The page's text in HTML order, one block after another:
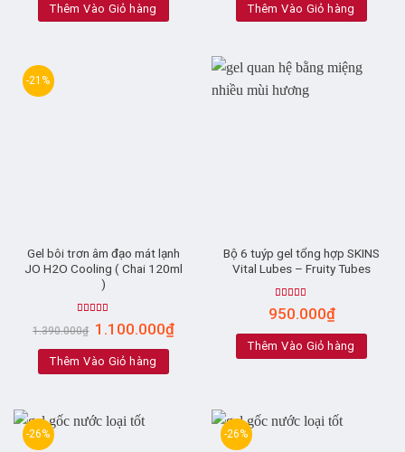
Thêm Vào Giỏ hàng Thêm Vào Giỏ hàng
-21%
Gel bôi trơn âm đạo mát lạnh
JO H2O Cooling ( Chai 120ml
)
Rated
5.00
out of 5
1.390.000₫ 1.100.000₫
Thêm Vào Giỏ hàng
Bộ 6 tuýp gel tổng hợp SKINS
Vital Lubes – Fruity Tubes
Rated5.00
out of 5
950.000₫
Thêm Vào Giỏ hàng
-26% -26%